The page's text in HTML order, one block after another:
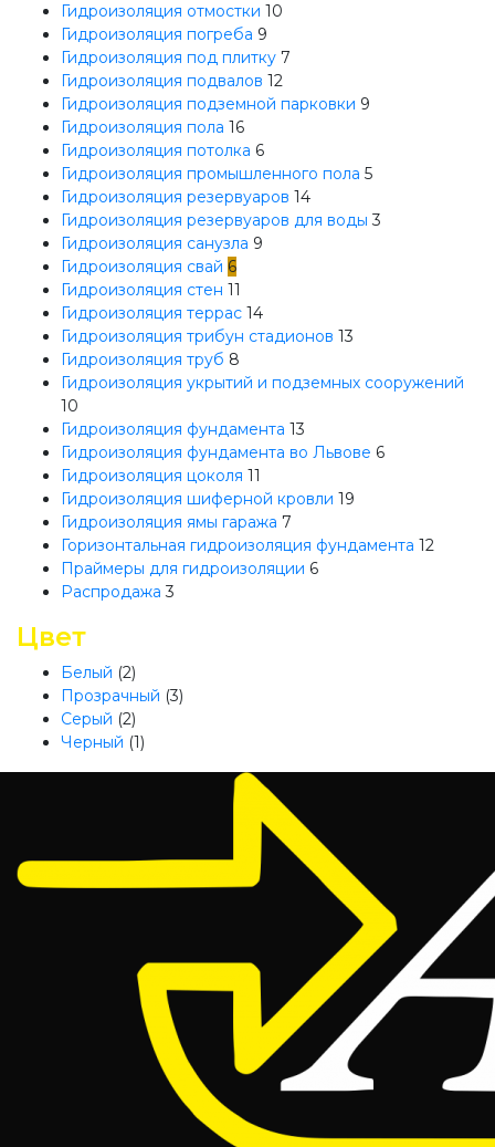
Гидроизоляция отмостки 10
Гидроизоляция погреба 9
Гидроизоляция под плитку 7
Гидроизоляция подвалов 12
Гидроизоляция подземной парковки 9
Гидроизоляция пола 16
Гидроизоляция потолка 6
Гидроизоляция промышленного пола 5
Гидроизоляция резервуаров 14
Гидроизоляция резервуаров для воды 3
Гидроизоляция санузла 9
Гидроизоляция свай 6
Гидроизоляция стен 11
Гидроизоляция террас 14
Гидроизоляция трибун стадионов 13
Гидроизоляция труб 8
Гидроизоляция укрытий и подземных сооружений
10
Гидроизоляция фундамента 13
Гидроизоляция фундамента во Львове 6
Гидроизоляция цоколя 11
Гидроизоляция шиферной кровли 19
Гидроизоляция ямы гаража 7
Горизонтальная гидроизоляция фундамента 12
Праймеры для гидроизоляции 6
Распродажа 3
Цвет
Белый (2)
Прозрачный (3)
Серый (2)
Черный (1)